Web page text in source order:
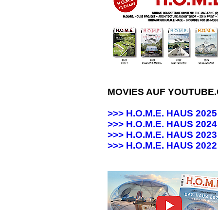
MOVIES AUF
>>> H.O.M.E. HAUS
>>> H.O.M.E. HAUS
>>> H.O.M.E. HAUS
>>> H.O.M.E. HAUS